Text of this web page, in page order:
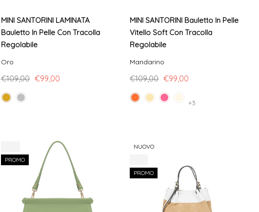
MINI SANTORINI LAMINATA
Bauletto In Pelle Con Tracolla
Regolabile
Oro
€109,00 €99,00
MINI SANTORINI Bauletto In Pelle
Vitello Soft Con Tracolla
Regolabile
Mandarino
€109,00 €99,00
+3
PROMO
NUOVO
PROMO